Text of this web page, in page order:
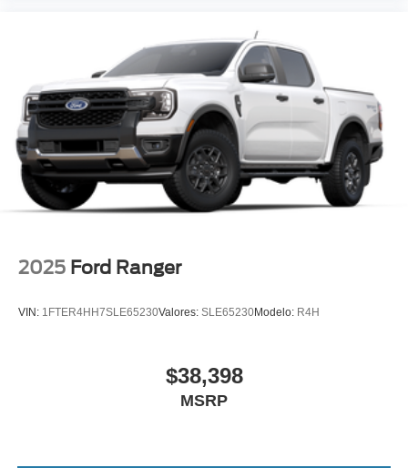
2025 Ford Ranger
VIN: 1FTER4HH7SLE65230Valores: SLE65230Modelo: R4H
$38,398
MSRP